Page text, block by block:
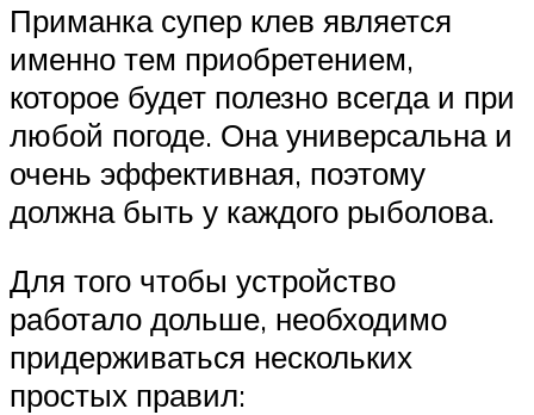
Приманка супер клев является
именно тем приобретением,
которое будет полезно всегда и при
любой погоде. Она универсальна и
очень эффективная, поэтому
должна быть у каждого рыболова.
Для того чтобы устройство
работало дольше, необходимо
придерживаться нескольких
простых правил: